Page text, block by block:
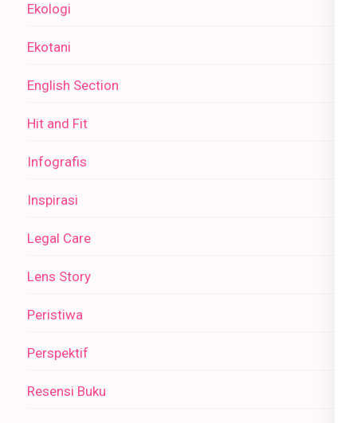
Ekologi
Ekotani
English Section
Hit and Fit
Infografis
Inspirasi
Legal Care
Lens Story
Peristiwa
Perspektif
Resensi Buku